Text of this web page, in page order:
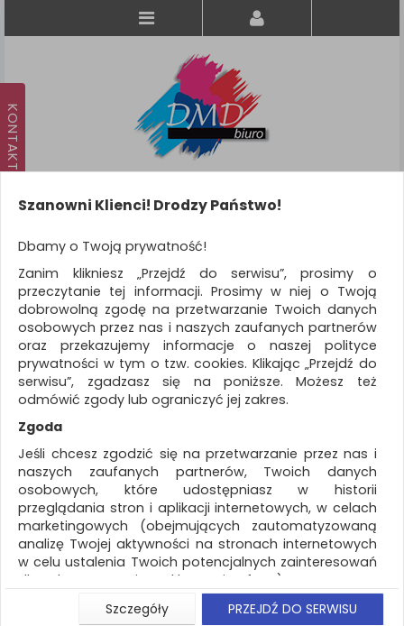
KATEGORIE
WSZYSTKIE KATEGORIE
FILTRY
Więcej
REKLAMA
AKTUALNOŚCI
Urządzenia i maszyny biurowe Metkownica
ZNALEZIONYCH PRODUKTÓW: 6
METKOWNICA
Porównaj (0
Szanowni Klienci! Drodzy Państwo!
Dbamy o Twoją prywatność!
Zanim klikniesz „Przejdź do serwisu”, prosimy o
przeczytanie tej informacji. Prosimy w niej o Twoją
dobrowolną zgodę na przetwarzanie Twoich danych
osobowych przez nas i naszych zaufanych partnerów
oraz przekazujemy informacje o naszej polityce
prywatności w tym o tzw. cookies. Klikając „Przejdź do
serwisu”, zgadzasz się na poniższe. Możesz też
odmówić zgody lub ograniczyć jej zakres.
Zgoda
Jeśli chcesz zgodzić się na przetwarzanie przez nas i
naszych zaufanych partnerów, Twoich danych
osobowych, które udostępniasz w historii
przeglądania stron i aplikacji internetowych, w celach
marketingowych (obejmujących zautomatyzowaną
analizę Twojej aktywności na stronach internetowych
w celu ustalenia Twoich potencjalnych zainteresowań
dla dostosowania reklamy i oferty), w tym na
umieszczanie tzw. cookies na Twoich urządzeniach i
ich odczytywanie, kliknij przycisk „Przejdź do serwisu”.
Szczegóły PRZEJDŹ DO SERWISU